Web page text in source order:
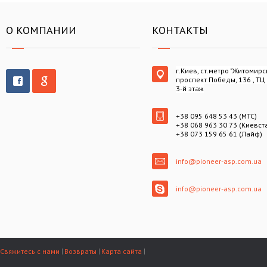
О КОМПАНИИ КОНТАКТЫ
г.Киев, ст.метро
проспект Победы, 136 , ТЦ
3-й этаж
+38 095 648 53 43 (МТС)
+38 068 963 30 73
+38 073 159 65 61 (Лайф)
info@pioneer-asp.com.ua
info@pioneer-asp.com.ua
Свяжитесь с нами Возвраты Карта сайта